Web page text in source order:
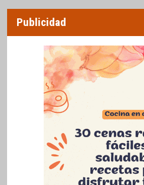
Publicidad